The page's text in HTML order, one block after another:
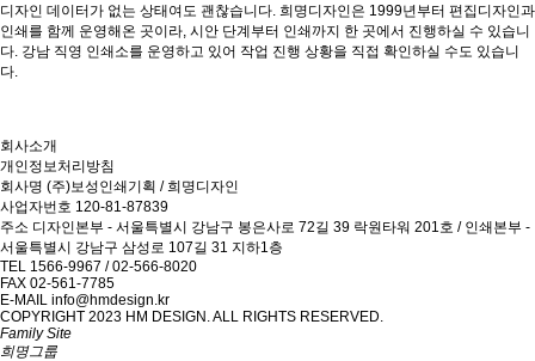
디자인 데이터가 없는 상태여도 괜찮습니다. 희명디자인은 1999년부터 편집디자인과
인쇄를 함께 운영해온 곳이라, 시안 단계부터 인쇄까지 한 곳에서 진행하실 수 있습니
다. 강남 직영 인쇄소를 운영하고 있어 작업 진행 상황을 직접 확인하실 수도 있습니
다.
회사소개
개인정보처리방침
회사명 (주)보성인쇄기획 / 희명디자인
사업자번호 120-81-87839
주소 디자인본부 - 서울특별시 강남구 봉은사로 72길 39 락원타워 201호 / 인쇄본부 -
서울특별시 강남구 삼성로 107길 31 지하1층
TEL 1566-9967 / 02-566-8020
FAX 02-561-7785
E-MAIL info@hmdesign.kr
COPYRIGHT 2023 HM DESIGN. ALL RIGHTS RESERVED.
Family Site
희명그룹